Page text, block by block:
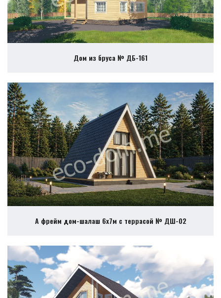
Дом из бруса № ДБ-161
А фрейм дом-шалаш 6х7м с террасой № ДШ-02